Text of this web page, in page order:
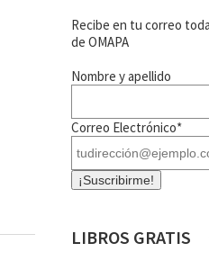
Recibe en tu correo
de OMAPA
Nombre y apellido
Correo Electrónico*
LIBROS GRATIS